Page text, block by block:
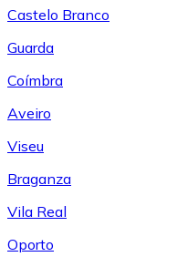
Castelo Branco
Guarda
Coímbra
Aveiro
Viseu
Braganza
Vila Real
Oporto